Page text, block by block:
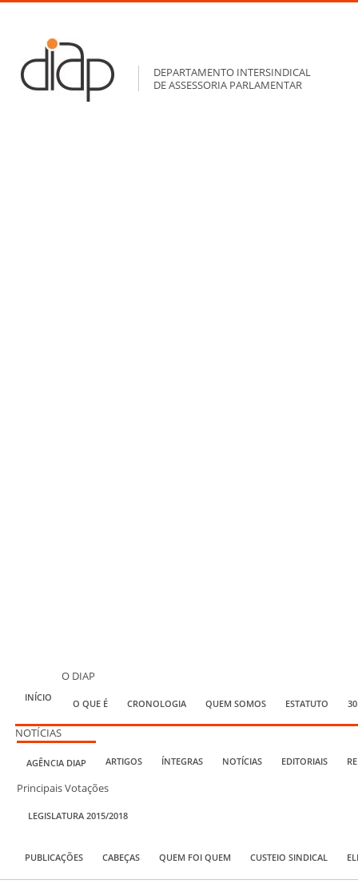
DEPARTAMENTO INTERSINDICAL
DE ASSESSORIA PARLAMENTAR
INÍCIO
O DIAP
O QUE É CRONOLOGIA QUEM SOMOS ESTATUTO
NOTÍCIAS
AGÊNCIA DIAP ARTIGOS ÍNTEGRAS NOTÍCIAS EDITORIAIS
Principais Votações
LEGISLATURA 2015/2018
PUBLICAÇÕES CABEÇAS QUEM FOI QUEM CUSTEIO SINDICAL